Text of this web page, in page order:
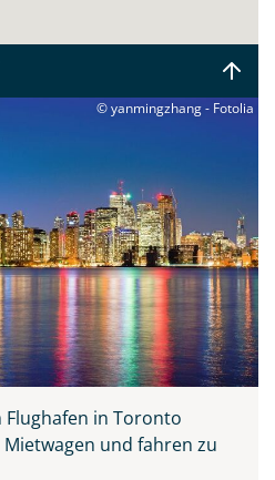
© yanmingzhang - Fotolia
in Toronto
und fahren zu